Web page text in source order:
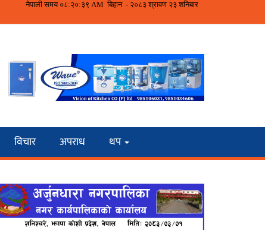
विचार अपराध थप